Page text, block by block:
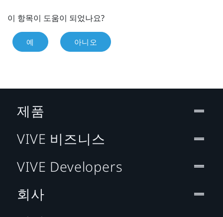
이 항목이 도움이 되었나요?
예 아니오
제품
VIVE 비즈니스
VIVE Developers
회사